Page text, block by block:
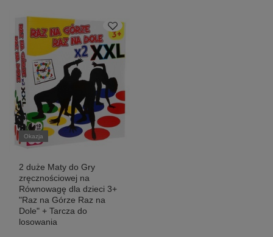
Okazja
2 duże Maty do Gry
zręcznościowej na
Równowagę dla dzieci 3+
"Raz na Górze Raz na
Dole" + Tarcza do
losowania